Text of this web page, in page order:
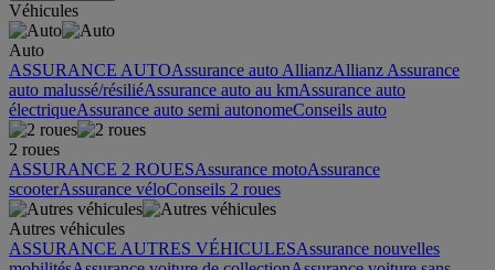
Véhicules
Auto
ASSURANCE AUTOAssurance auto AllianzAllianz Assurance
auto malussé/résiliéAssurance auto au kmAssurance auto
électriqueAssurance auto semi autonomeConseils auto
2 roues
ASSURANCE 2 ROUESAssurance motoAssurance
scooterAssurance véloConseils 2 roues
Autres véhicules
ASSURANCE AUTRES VÉHICULESAssurance nouvelles